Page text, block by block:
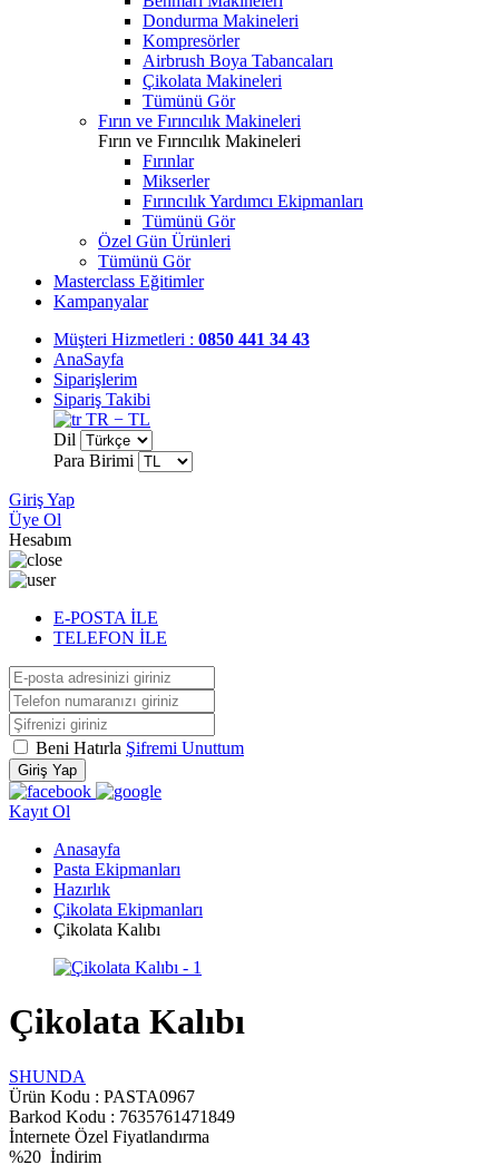
Dondurma Makineleri
Kompresörler
Airbrush Boya Tabancaları
Çikolata Makineleri
Tümünü Gör
Fırın ve Fırıncılık Makineleri
Fırın ve Fırıncılık Makineleri
Fırınlar
Mikserler
Fırıncılık Yardımcı Ekipmanları
Tümünü Gör
Özel Gün Ürünleri
Tümünü Gör
Masterclass Eğitimler
Kampanyalar
Müşteri Hizmetleri : 0850 441 34 43
AnaSayfa
Siparişlerim
Sipariş Takibi
TR − TL
Dil
Para Birimi
Giriş Yap
Üye Ol
Hesabım
E-POSTA İLE
TELEFON İLE
Beni Hatırla Şifremi Unuttum
Giriş Yap
Kayıt Ol
Anasayfa
Pasta Ekipmanları
Hazırlık
Çikolata Ekipmanları
Çikolata Kalıbı
Çikolata Kalıbı
SHUNDA
Ürün Kodu : PASTA0967
Barkod Kodu : 7635761471849
İnternete Özel Fiyatlandırma
%20 İndirim